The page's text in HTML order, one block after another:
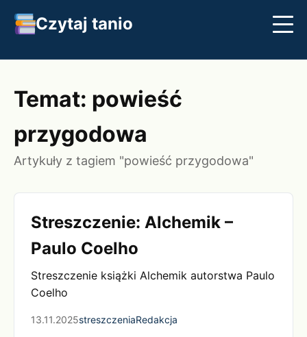
Czytaj tanio
Streszczenia
Klasyka
Temat: powieść
przygodowa
Artykuły z tagiem "powieść przygodowa"
Streszczenie: Alchemik –
Paulo Coelho
Streszczenie książki Alchemik autorstwa Paulo
Coelho
13.11.2025streszczeniaRedakcja